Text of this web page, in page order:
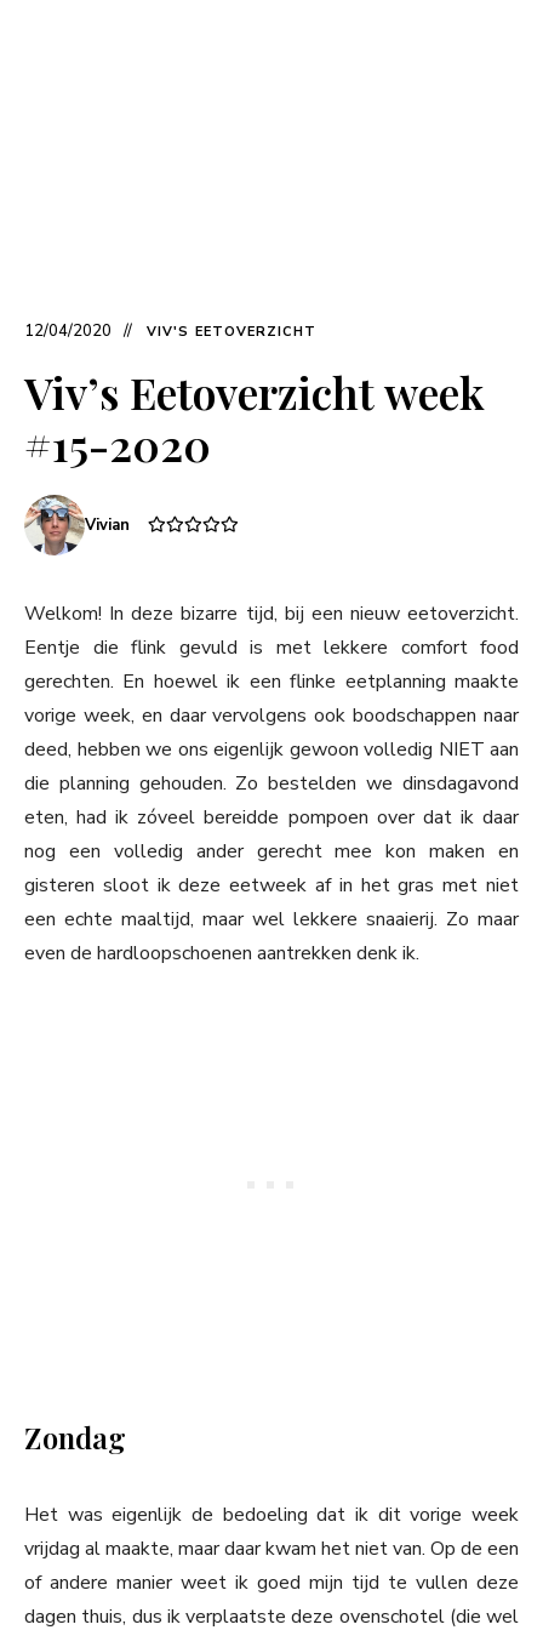
12/04/2020 VIV'S EETOVERZICHT
Viv’s Eetoverzicht week
#15-2020
Vivian
Welkom! In deze bizarre tijd, bij een nieuw eetoverzicht.
Eentje die flink gevuld is met lekkere comfort food
gerechten. En hoewel ik een flinke eetplanning maakte
vorige week, en daar vervolgens ook boodschappen naar
deed, hebben we ons eigenlijk gewoon volledig NIET aan
die planning gehouden. Zo bestelden we dinsdagavond
eten, had ik zóveel bereidde pompoen over dat ik daar
nog een volledig ander gerecht mee kon maken en
gisteren sloot ik deze eetweek af in het gras met niet
een echte maaltijd, maar wel lekkere snaaierij. Zo maar
even de hardloopschoenen aantrekken denk ik.
Zondag
Het was eigenlijk de bedoeling dat ik dit vorige week
vrijdag al maakte, maar daar kwam het niet van. Op de een
of andere manier weet ik goed mijn tijd te vullen deze
dagen thuis, dus ik verplaatste deze ovenschotel (die wel